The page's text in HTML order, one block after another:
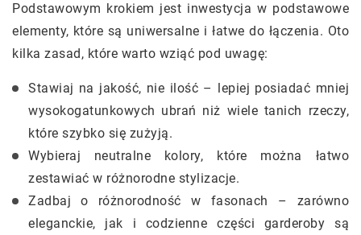
Podstawowym krokiem jest inwestycja w podstawowe
elementy, które są uniwersalne i łatwe do łączenia. Oto
kilka zasad, które warto wziąć pod uwagę:
Stawiaj na jakość, nie ilość – lepiej posiadać mniej
wysokogatunkowych ubrań niż wiele tanich rzeczy,
które szybko się zużyją.
Wybieraj neutralne kolory, które można łatwo
zestawiać w różnorodne stylizacje.
Zadbaj o różnorodność w fasonach – zarówno
eleganckie, jak i codzienne części garderoby są